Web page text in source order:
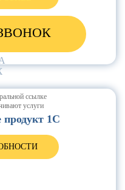
ссылке
услуги
вознаграждение
1С